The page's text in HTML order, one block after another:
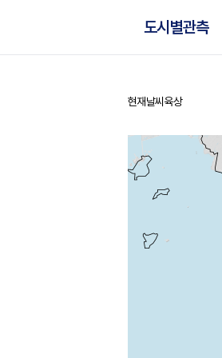
도시별관측
홈
현재날씨 육상